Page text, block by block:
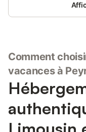
Comment
vacances à